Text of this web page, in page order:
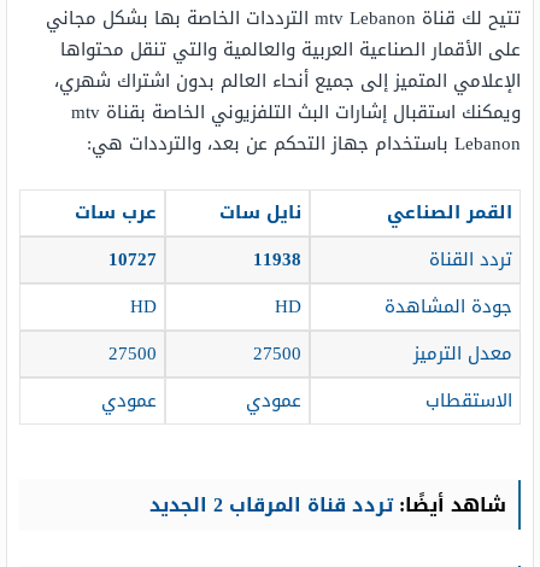
تتيح لك قناة mtv Lebanon الترددات الخاصة بها بشكل مجاني
على الأقمار الصناعية العربية والعالمية والتي تنقل محتواها
الإعلامي المتميز إلى جميع أنحاء العالم بدون اشتراك شهري،
ويمكنك استقبال إشارات البث التلفزيوني الخاصة بقناة mtv
Lebanon باستخدام جهاز التحكم عن بعد، والترددات هي:
القمر الصناعي نايل سات
عرب سات
تردد القناة
11938
10727
جودة المشاهدة
HD
HD
معدل الترميز
27500
27500
الاستقطاب
عمودي عمودي
شاهد أيضًا:تردد قناة المرقاب 2 الجديد